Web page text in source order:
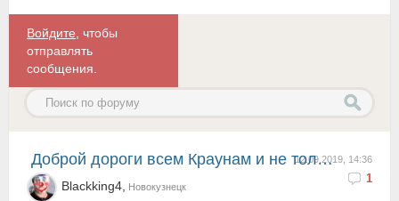
Войдите , чтобы
отправлять
сообщения.
12.09.2019, 14:36
1
Доброй дороги всем Краунам и не только! Подскажите, пожалуйста, это 121 кузов или нет? И ещё вопрос ...
Blackking4, Новокузнецк